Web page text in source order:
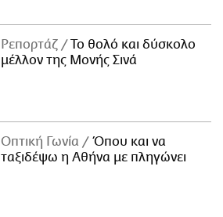
Ρεπορτάζ
Το θολό και δύσκολο
μέλλον της Μονής Σινά
Οπτική Γωνία
Όπου και να
ταξιδέψω η Αθήνα με πληγώνει